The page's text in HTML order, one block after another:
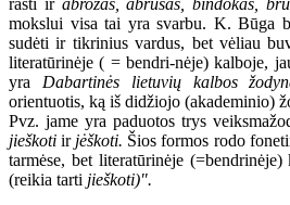
rasti ir abrozas, abrūsas, bindokas,
mokslui visa tai yra svarbu. K. Būga
sudėti ir tikrinius vardus, bet vėliau
literatūrinėje ( = bendri-nėje) kalboje,
yra Dabartinės lietuvių kalbos
orientuotis, ką iš didžiojo (akademinio)
Pvz. jame yra paduotos trys
jieškoti ir jėškoti. Šios formos rodo
tarmėse, bet literatūrinėje
(reikia tarti jieškoti)".